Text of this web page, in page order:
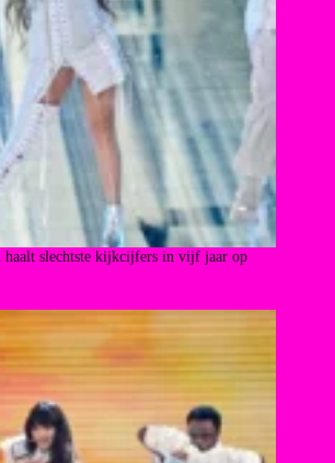
haalt slechtste kijkcijfers in vijf jaar op